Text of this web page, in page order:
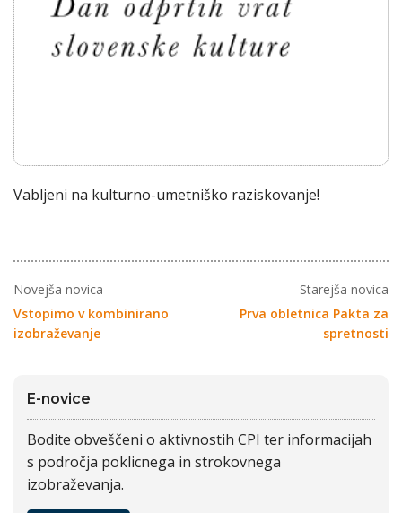
Vabljeni na kulturno-umetniško raziskovanje!
Novejša novica
Vstopimo v kombinirano
izobraževanje
Starejša novica
Prva obletnica Pakta za
spretnosti
E-novice
Bodite obveščeni o aktivnostih CPI ter informacijah
s področja poklicnega in strokovnega
izobraževanja.